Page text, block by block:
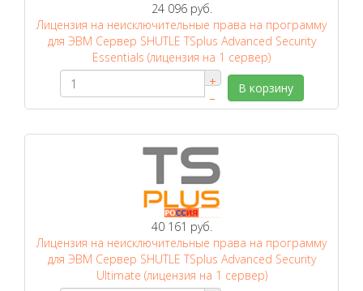
24 096 руб.
Лицензия на неисключительные права на программу
для ЭВМ Сервер SHUTLE TSplus Advanced Security
Essentials (лицензия на 1 сервер)
+
–
В корзину
40 161 руб.
Лицензия на неисключительные права на программу
для ЭВМ Сервер SHUTLE TSplus Advanced Security
Ultimate (лицензия на 1 сервер)